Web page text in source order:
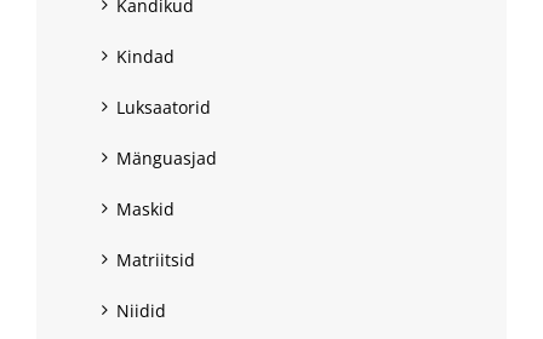
Kandikud
Kindad
Luksaatorid
Mänguasjad
Maskid
Matriitsid
Niidid